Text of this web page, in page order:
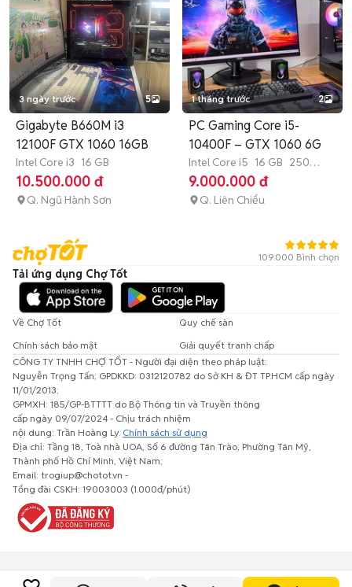
3 ngày trước 5
Gigabyte B660M i3
12100F GTX 1060 16GB
Intel Core i3 16 GB
10.500.000 đ
Q. Ngũ Hành Sơn
1 tháng trước 2
PC Gaming Core i5-
10400F – GTX 1060 6G
Intel Core i5 16 GB 250
GB SSD
9.000.000 đ
Q. Liên Chiểu
109.000 Bình chọn
Tải ứng dụng Chợ Tốt
Về Chợ Tốt
Quy chế sàn
Chính sách bảo mật
Giải quyết tranh chấp
CÔNG TY TNHH CHỢ TỐT - Người đại diện theo pháp luật:
Nguyễn Trọng Tấn; GPDKKD: 0312120782 do Sở KH & ĐT TP.HCM cấp ngày
11/01/2013;
GPMXH: 185/GP-BTTTT do Bộ Thông tin và Truyền thông
cấp ngày 09/07/2024 - Chịu trách nhiệm
nội dung: Trần Hoàng Ly. Chính sách sử dụng
Địa chỉ: Tầng 18, Toà nhà UOA, Số 6 đường Tân Trào, Phường Tân Mỹ,
Thành phố Hồ Chí Minh, Việt Nam;
Email: trogiup@chotot.vn -
Tổng đài CSKH: 19003003 (1.000đ/phút)